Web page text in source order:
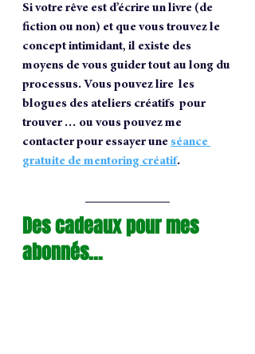
Si votre rêve est d’écrire un livre (de
fiction ou non) et que vous trouvez le
concept intimidant, il existe des
moyens de vous guider tout au long du
processus. Vous pouvez lire  les
blogues des ateliers créatifs  pour
trouver … ou vous pouvez me
contacter pour essayer une séance
gratuite de mentoring créatif.
Des cadeaux pour mes
abonnés...